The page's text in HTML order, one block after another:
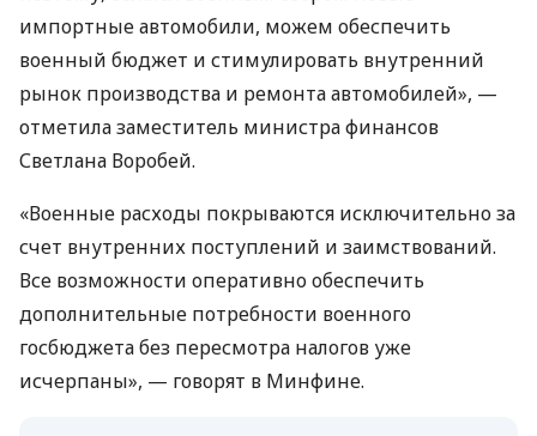
импортные автомобили, можем обеспечить
военный бюджет и стимулировать внутренний
рынок производства и ремонта автомобилей», —
отметила заместитель министра финансов
Светлана Воробей.
«Военные расходы покрываются исключительно за
счет внутренних поступлений и заимствований.
Все возможности оперативно обеспечить
дополнительные потребности военного
госбюджета без пересмотра налогов уже
исчерпаны», — говорят в Минфине.